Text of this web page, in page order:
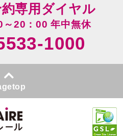
専用ダイヤル
20：00 年中無休
1000